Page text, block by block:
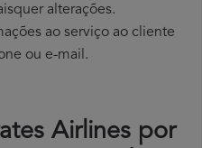
alterações.
ao serviço ao cliente
ou e-mail.
Airlines por